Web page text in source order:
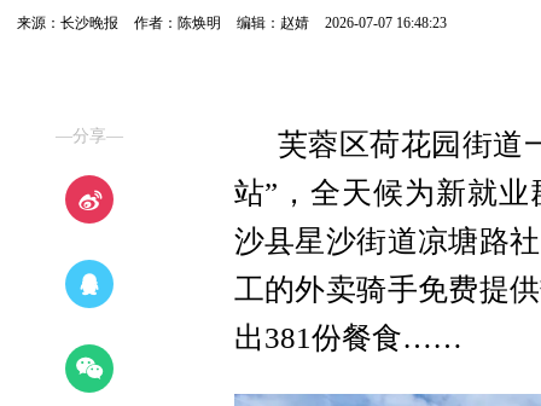
来源：长沙晚报 作者：陈焕明 编辑：赵婧 2026-07-07 16:48:23
—分享—
芙蓉区荷花园街道
站”，全天候为新就
沙县星沙街道凉塘路
工的外卖骑手免费提
出381份餐食……